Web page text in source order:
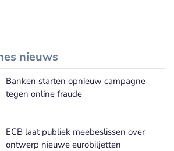
nieuws
Meer Mediacampagnes nieuws
Banken starten opnieuw campagne
tegen online fraude
ECB laat publiek meebeslissen over
ontwerp nieuwe eurobiljetten